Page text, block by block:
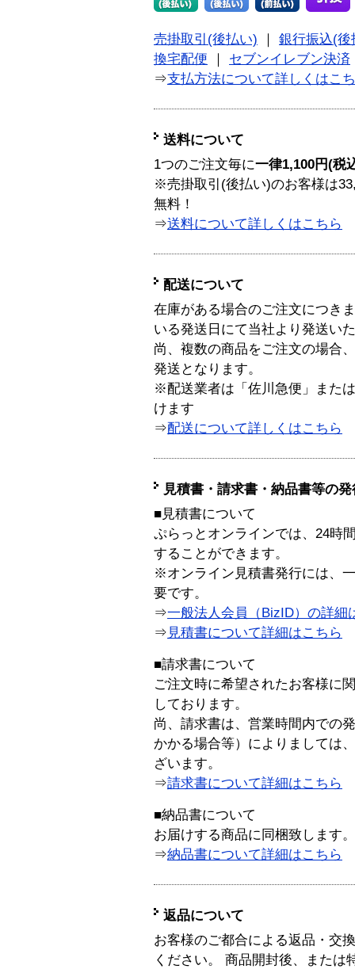
売掛取引(後払い) ｜ 銀行振込(後
換宅配便 ｜ セブンイレブン決済
⇒支払方法について詳しくはこ
送料について
1つのご注文毎に一律1,100円(税
※売掛取引(後払い)のお客様は
無料！
⇒送料について詳しくはこちら
配送について
在庫がある場合のご注文につき
いる発送日にて当社より発送い
尚、複数の商品をご注文の場合
発送となります。
※配送業者は「佐川急便」また
けます
⇒配送について詳しくはこちら
見積書・請求書・納品書等の
■見積書について
ぷらっとオンラインでは、24時
することができます。
※オンライン見積書発行には、
要です。
⇒一般法人会員（BizID）の詳細
⇒ 見積書について詳細はこちら
■請求書について
ご注文時に希望されたお客様に
しております。
尚、請求書は、営業時間内での
かかる場合等）によりましては
ざいます。
⇒請求書について詳細はこちら
■納品書について
お届けする商品に同梱致します。
⇒納品書について詳細はこちら
返品について
お客様のご都合による返品・交
ください。 商品開封後、または